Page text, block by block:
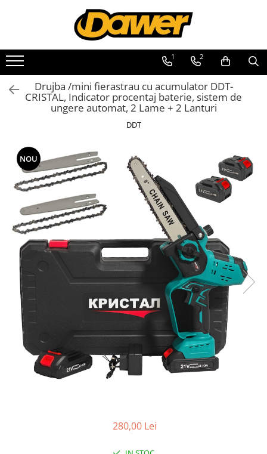
Toate Produsele
Pompe apă și Hidrofoare
Pompe submersibile
Hidrofoare
Pompe apa murdara
Pompe recirculare
Motopompe
Accesorii pompe
Scule și Unelte electrice
Masini de gaurit
Accesorii masini de gaurit
Masini de gaurit si insurubat
Circulare si fierastraie electrice
Masini de slefuit si polisat
Polizoare electrice
Accesorii polizare si slefuire
Polizoare electrice
1 2
Drujba /mini fierastrau cu acumulator DDT-
CRISTAL, Indicator procentaj baterie, sistem de
ungere automat, 2 Lame + 2 Lanturi
DDT
NOU
280,00 Lei